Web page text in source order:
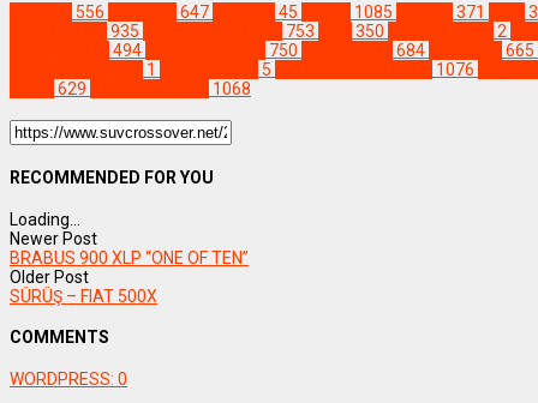
556 647 45 1085 371
935 753 350 2
494 750 684
665
1 5 1076
629 1068
RECOMMENDED FOR YOU
Loading...
Newer Post
BRABUS 900 XLP “ONE OF TEN”
Older Post
SÜRÜŞ – FIAT 500X
COMMENTS
WORDPRESS: 0